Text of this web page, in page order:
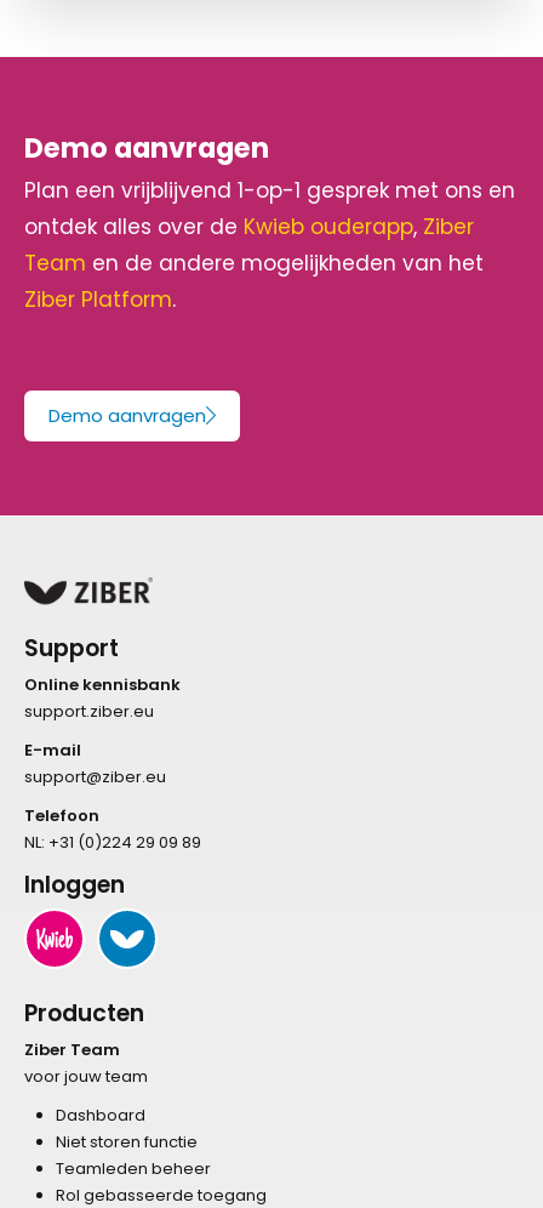
Demo aanvragen
Plan een vrijblijvend 1-op-1 gesprek met ons en
ontdek alles over de Kwieb ouderapp, Ziber
Team en de andere mogelijkheden van het
Ziber Platform.
Demo aanvragen
Support
Online kennisbank
support.ziber.eu
E-mail
support@ziber.eu
Telefoon
NL: +31 (0)224 29 09 89
Inloggen
Producten
Ziber Team
voor jouw team
Dashboard
Niet storen functie
Teamleden beheer
Rol gebasseerde toegang